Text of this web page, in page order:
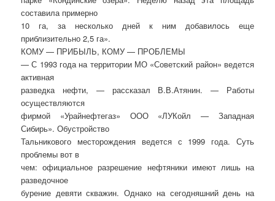
составила примерно
10 га, за несколько дней к ним добавилось еще
приблизительно 2,5 га».
КОМУ — ПРИБЫЛЬ, КОМУ — ПРОБЛЕМЫ
— С 1993 года на территории МО «Советский район» ведется
активная
разведка нефти, — рассказал В.В.Атянин. — Работы
осуществляются
фирмой «Урайнефтегаз» ООО «ЛУКойл — Западная
Сибирь». Обустройство
Тальникового месторождения ведется с 1999 года. Суть
проблемы вот в
чем: официальное разрешение нефтяники имеют лишь на
разведочное
бурение девяти скважин. Однако на сегодняшний день на